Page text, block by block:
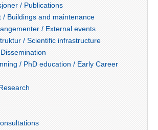
/ Publications
/ Buildings and maintenance
/ External events
/ Scientific infrastructure
/ PhD education / Early Career